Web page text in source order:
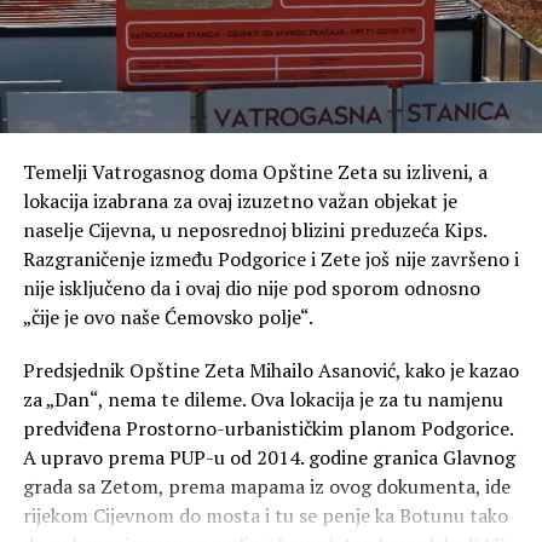
Poseban dio razgovora posvećen je FK Zeta, Zetskim
sportskim igrama i knjizi „Fudbal u Zeti“, u kojoj je
sabrao gotovo cijeli vijek fudbalske tradicije ovog kraja.
Temelji Vatrogasnog doma Opštine Zeta su izliveni, a
lokacija izabrana za ovaj izuzetno važan objekat je
naselje Cijevna, u neposrednoj blizini preduzeća Kips.
Razgraničenje između Podgorice i Zete još nije završeno i
nije isključeno da i ovaj dio nije pod sporom odnosno
„čije je ovo naše Ćemovsko polje“.
Predsjednik Opštine Zeta Mihailo Asanović, kako je kazao
za „Dan“, nema te dileme. Ova lokacija je za tu namjenu
predviđena Prostorno-urbanističkim planom Podgorice.
A upravo prema PUP-u od 2014. godine granica Glavnog
grada sa Zetom, prema mapama iz ovog dokumenta, ide
rijekom Cijevnom do mosta i tu se penje ka Botunu tako